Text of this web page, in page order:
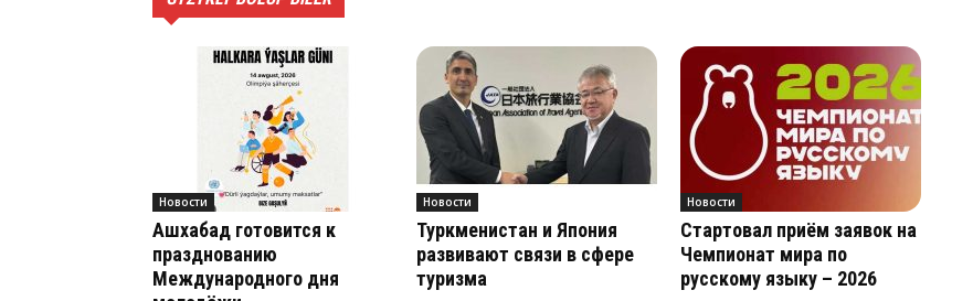
Новости
Ашхабад готовится к
празднованию
Международного дня
Новости
Туркменистан и Япония
развивают связи в сфере
туризма
Новости
Стартовал приём заявок на
Чемпионат мира по
русскому языку – 2026